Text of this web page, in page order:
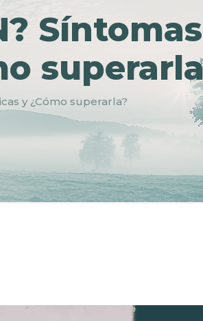
y ¿Cómo superarla?